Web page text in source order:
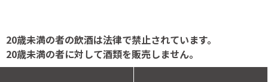
20歳未満の者の飲酒は法律で禁止されています。
20歳未満の者に対して酒類を販売しません。